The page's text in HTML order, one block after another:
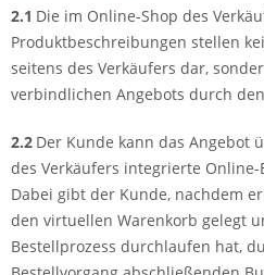
2.1 Die im Online-Shop des
Produktbeschreibungen stellen
seitens des Verkäufers dar,
verbindlichen Angebots durch
2.2 Der Kunde kann das Angebot
des Verkäufers integrierte
Dabei gibt der Kunde, nachdem
den virtuellen Warenkorb gelegt
Bestellprozess durchlaufen hat,